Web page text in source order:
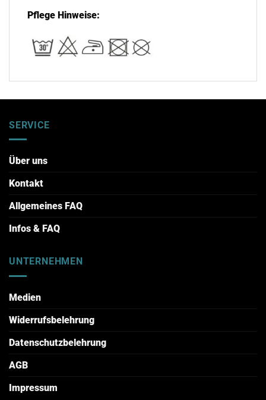
Pflege Hinweise:
SERVICE
Über uns
Kontakt
Allgemeines FAQ
Infos & FAQ
UNTERNEHMEN
Medien
Widerrufsbelehrung
Datenschutzbelehrung
AGB
Impressum